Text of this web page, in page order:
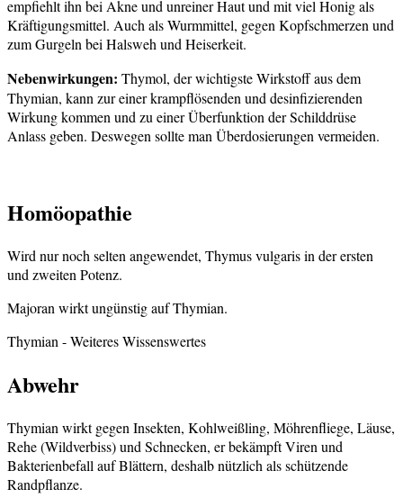
empfiehlt ihn bei Akne und unreiner Haut und mit viel Honig als
Kräftigungsmittel. Auch als Wurmmittel, gegen Kopfschmerzen und
zum Gurgeln bei Halsweh und Heiserkeit.
Nebenwirkungen: Thymol, der wichtigste Wirkstoff aus dem
Thymian, kann zur einer krampflösenden und desinfizierenden
Wirkung kommen und zu einer Überfunktion der Schilddrüse
Anlass geben. Deswegen sollte man Überdosierungen vermeiden.
Homöopathie
Wird nur noch selten angewendet, Thymus vulgaris in der ersten
und zweiten Potenz.
Majoran wirkt ungünstig auf Thymian.
Thymian - Weiteres Wissenswertes
Abwehr
Thymian wirkt gegen Insekten, Kohlweißling, Möhrenfliege, Läuse,
Rehe (Wildverbiss) und Schnecken, er bekämpft Viren und
Bakterienbefall auf Blättern, deshalb nützlich als schützende
Randpflanze.